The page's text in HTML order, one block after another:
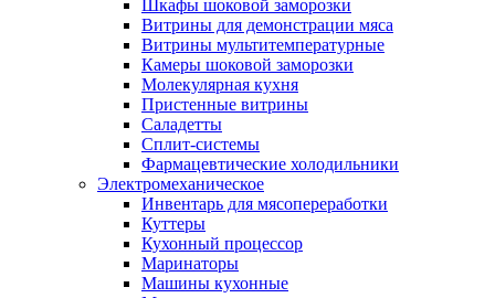
Шкафы шоковой заморозки
Витрины для демонстрации мяса
Витрины мультитемпературные
Камеры шоковой заморозки
Молекулярная кухня
Пристенные витрины
Саладетты
Сплит-системы
Фармацевтические холодильники
Электромеханическое
Инвентарь для мясопереработки
Куттеры
Кухонный процессор
Маринаторы
Машины кухонные